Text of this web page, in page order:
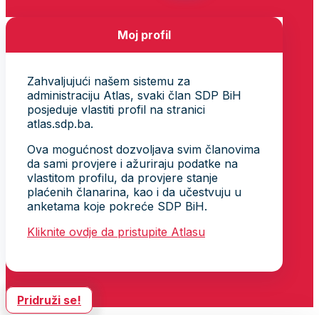
Moj profil
Zahvaljujući našem sistemu za
administraciju Atlas, svaki član SDP BiH
posjeduje vlastiti profil na stranici
atlas.sdp.ba.
Ova mogućnost dozvoljava svim članovima
da sami provjere i ažuriraju podatke na
vlastitom profilu, da provjere stanje
plaćenih članarina, kao i da učestvuju u
anketama koje pokreće SDP BiH.
Kliknite ovdje da pristupite Atlasu
Pridruži se!